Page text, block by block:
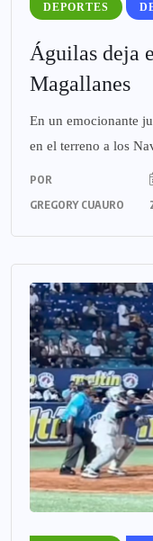
DEPORTES
Águilas deja
Magallanes
En un emocionante
en el terreno a los
POR
GREGORY CUAURO